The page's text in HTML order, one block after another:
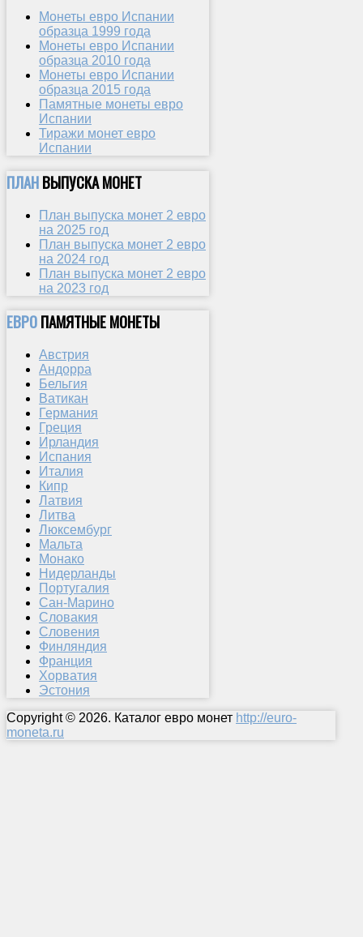
Монеты евро Испании
образца 1999 года
Монеты евро Испании
образца 2010 года
Монеты евро Испании
образца 2015 года
Памятные монеты евро
Испании
Тиражи монет евро
Испании
ПЛАНВЫПУСКА МОНЕТ
План выпуска монет 2 евро
на 2025 год
План выпуска монет 2 евро
на 2024 год
План выпуска монет 2 евро
на 2023 год
ЕВРОПАМЯТНЫЕ МОНЕТЫ
Австрия
Андорра
Бельгия
Ватикан
Германия
Греция
Ирландия
Испания
Италия
Кипр
Латвия
Литва
Люксембург
Мальта
Монако
Нидерланды
Португалия
Сан-Марино
Словакия
Словения
Финляндия
Франция
Хорватия
Эстония
Copyright © 2026. Каталог евро монет http://euro-
moneta.ru